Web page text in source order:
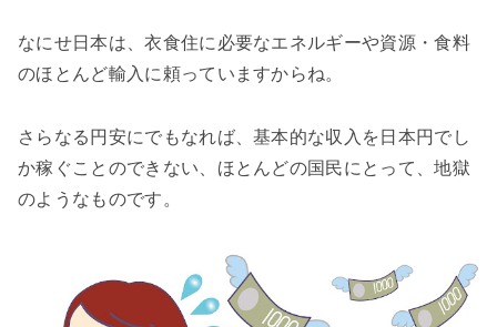
なにせ日本は、衣食住に必要なエネルギーや資源・食料
のほとんど輸入に頼っていますからね。
さらなる円安にでもなれば、基本的な収入を日本円でし
か稼ぐことのできない、ほとんどの国民にとって、地獄
のようなものです。